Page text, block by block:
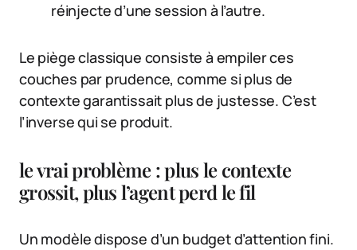
réinjecte d’une session à l’autre.
Le piège classique consiste à empiler ces
couches par prudence, comme si plus de
contexte garantissait plus de justesse. C’est
l’inverse qui se produit.
le vrai problème : plus le contexte
grossit, plus l’agent perd le fil
Un modèle dispose d’un budget d’attention fini.